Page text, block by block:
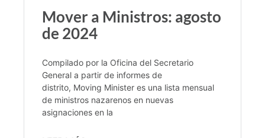
Mover a Ministros: agosto
de 2024
Compilado por la Oficina del Secretario
General a partir de informes de
distrito, Moving Minister es una lista mensual
de ministros nazarenos en nuevas
asignaciones en la